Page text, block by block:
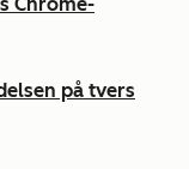
på tvers